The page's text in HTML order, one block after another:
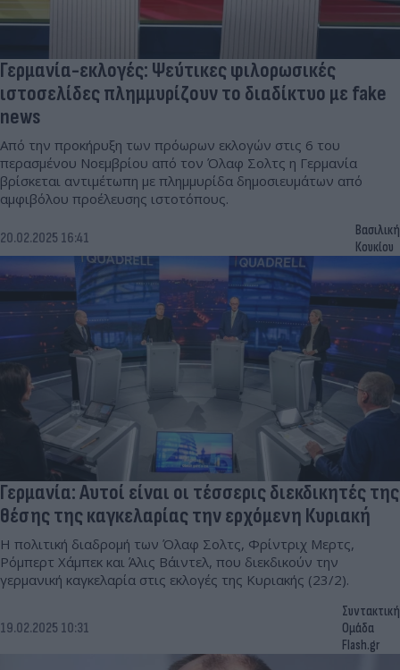
Γερμανία-εκλογές: Ψεύτικες φιλορωσικές
ιστοσελίδες πλημμυρίζουν το διαδίκτυο με fake
news
Από την προκήρυξη των πρόωρων εκλογών στις 6 του
περασμένου Νοεμβρίου από τον Όλαφ Σολτς η Γερμανία
βρίσκεται αντιμέτωπη με πλημμυρίδα δημοσιευμάτων από
αμφιβόλου προέλευσης ιστοτόπους.
20.02.2025 16:41
Βασιλική
Κουκίου
Γερμανία: Αυτοί είναι οι τέσσερις διεκδικητές της
θέσης της καγκελαρίας την ερχόμενη Κυριακή
Η πολιτική διαδρομή των Όλαφ Σολτς, Φρίντριχ Μερτς,
Ρόμπερτ Χάμπεκ και Άλις Βάιντελ, που διεκδικούν την
γερμανική καγκελαρία στις εκλογές της Κυριακής (23/2).
19.02.2025 10:31
Συντακτική
Ομάδα
Flash.gr